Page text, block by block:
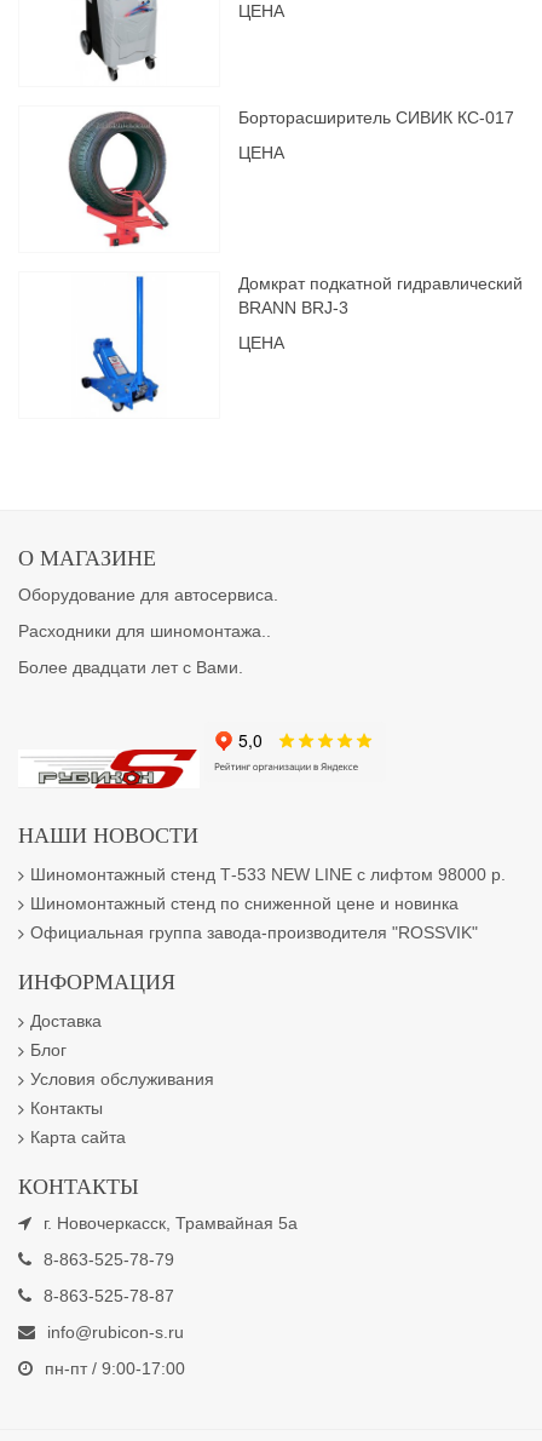
ЦЕНА
Борторасширитель СИВИК КС-017
ЦЕНА
Домкрат подкатной гидравлический
BRANN BRJ-3
ЦЕНА
О МАГАЗИНЕ
Оборудование для автосервиса.
Расходники для шиномонтажа..
Более двадцати лет с Вами.
НАШИ НОВОСТИ
Шиномонтажный стенд Т-533 NEW LINE с лифтом 98000 р.
Шиномонтажный стенд по сниженной цене и новинка
Официальная группа завода-производителя "ROSSVIK"
ИНФОРМАЦИЯ
Доставка
Блог
Условия обслуживания
Контакты
Карта сайта
КОНТАКТЫ
г. Новочеркасск, Трамвайная 5а
8-863-525-78-79
8-863-525-78-87
info@rubicon-s.ru
пн-пт / 9:00-17:00